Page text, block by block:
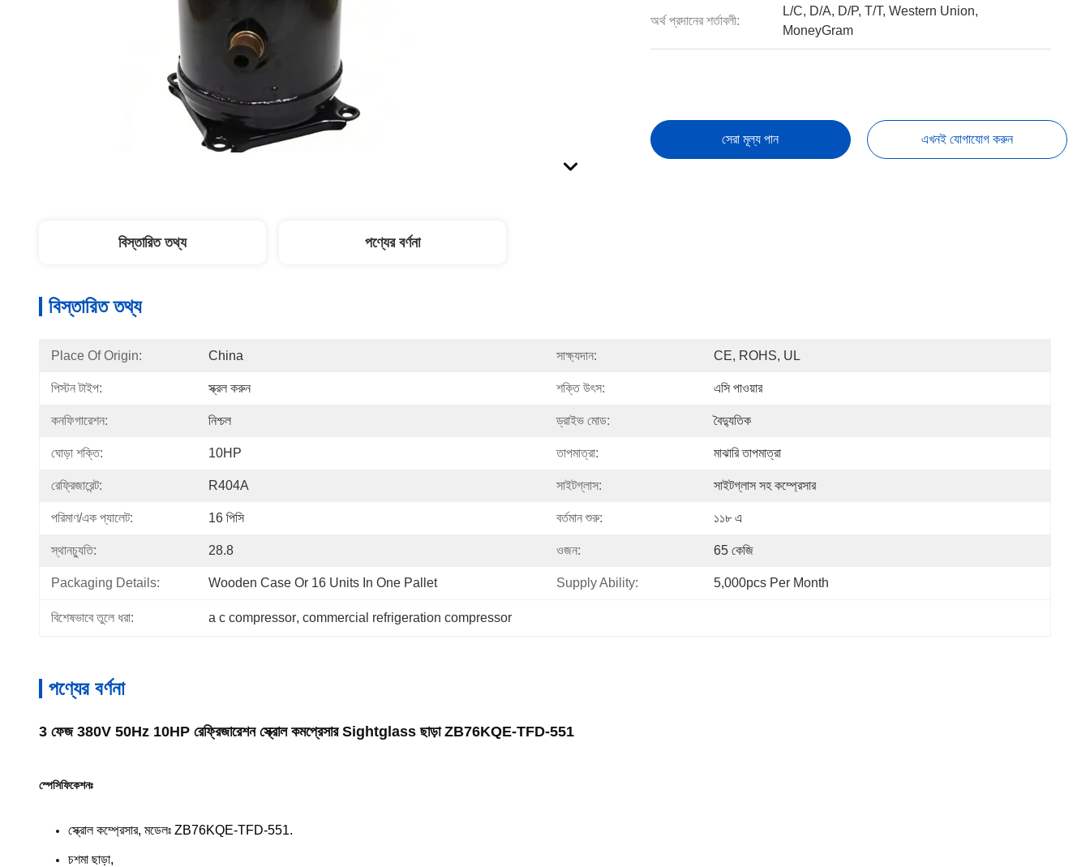
অর্থ প্রদানের শর্তাবলী:
L/C, D/A, D/P, T/T, Western Union,
MoneyGram
সেরা মূল্য পান এখনই যোগাযোগ করুন
বিস্তারিত তথ্য পণ্যের বর্ণনা
বিস্তারিত তথ্য
Place Of Origin: China সাক্ষ্যদান: CE, ROHS, UL
পিস্টন টাইপ: স্ক্রল করুন শক্তি উৎস: এসি পাওয়ার
কনফিগারেশন: নিশ্চল ড্রাইভ মোড: বৈদ্যুতিক
ঘোড়া শক্তি: 10HP তাপমাত্রা: মাঝারি তাপমাত্রা
রেফ্রিজারেন্ট: R404A সাইটগ্লাস: সাইটগ্লাস সহ কম্প্রেসার
পরিমাণ/এক প্যালেট: 16 পিসি বর্তমান শুরু: ১১৮ এ
স্থানচ্যুতি: 28.8 ওজন: 65 কেজি
Packaging Details: Wooden Case Or 16 Units In One Pallet Supply Ability: 5,000pcs Per Month
বিশেষভাবে তুলে ধরা: a c compressor, commercial refrigeration compressor
পণ্যের বর্ণনা
3 ফেজ 380V 50Hz 10HP রেফ্রিজারেশন স্ক্রোল কমপ্রেসার Sightglass ছাড়া ZB76KQE-TFD-551
স্পেসিফিকেশনঃ
স্ক্রোল কম্প্রেসার, মডেলঃ ZB76KQE-TFD-551.
চশমা ছাড়া,